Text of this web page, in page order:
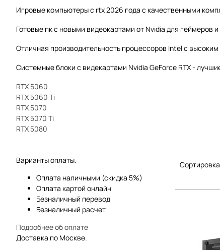
Игровые компьютеры с rtx 2026 года с качественными
Готовые пк с новыми видеокартами от Nvidia для геймеров
Отличная производительность процессоров Intel с
Системные блоки с видекартами Nvidia GeForce RTX -
RTX 5060
RTX 5060 Ti
RTX 5070
RTX 5070 Ti
RTX 5080
Варианты оплаты.
Оплата наличными (скидка 5%)
Оплата картой онлайн
Безналичный перевод
Безналичный расчет
Подробнее об оплате
Доставка по Москве.